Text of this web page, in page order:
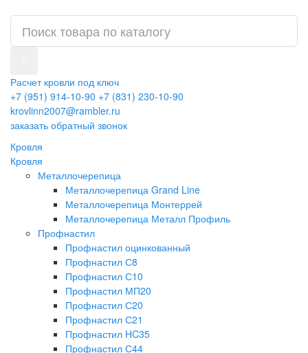
Расчет кровли под ключ
+7 (951) 914-10-90 +7 (831) 230-10-90
krovlinn2007@rambler.ru
заказать обратный звонок
Кровля
Кровля
Металлочерепица
Металлочерепица Grand Line
Металлочерепица Монтеррей
Металлочерепица Металл Профиль
Профнастил
Профнастил оцинкованный
Профнастил С8
Профнастил С10
Профнастил МП20
Профнастил С20
Профнастил С21
Профнастил HC35
Профнастил С44